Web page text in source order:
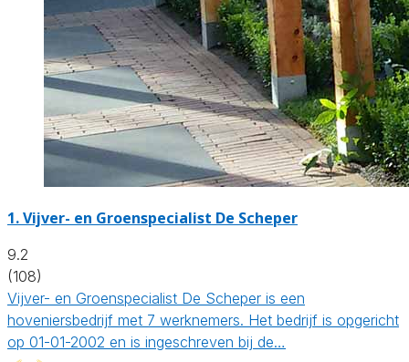
1.Vijver- en Groenspecialist De Scheper
9.2
(108)
Vijver- en Groenspecialist De Scheper is een
hoveniersbedrijf met 7 werknemers. Het bedrijf is opgericht
op 01-01-2002 en is ingeschreven bij de…